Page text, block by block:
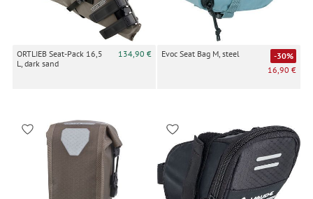
ORTLIEB Seat-Pack 16,5
L, dark sand
134,90 € Evoc Seat Bag M, steel
-30%
16,90 €